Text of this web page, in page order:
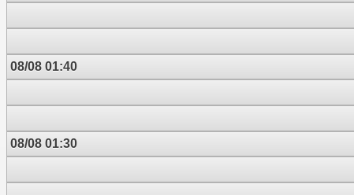
08/08 01:40
08/08 01:30